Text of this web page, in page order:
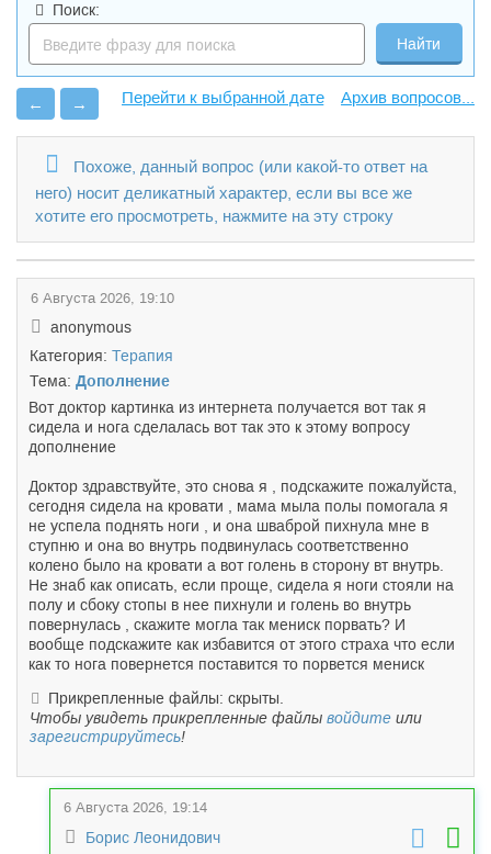
Поиск:
← → Архив вопросов...
Похоже, данный вопрос (или какой-то ответ на
него) носит деликатный характер, если вы все же
хотите его просмотреть, нажмите на эту строку
6 Августа 2026, 19:10
anonymous
Категория: Терапия
Тема: Дополнение
Вот доктор картинка из интернета получается вот так я
сидела и нога сделалась вот так это к этому вопросу
дополнение
Доктор здравствуйте, это снова я , подскажите пожалуйста,
сегодня сидела на кровати , мама мыла полы помогала я
не успела поднять ноги , и она шваброй пихнула мне в
ступню и она во внутрь подвинулась соответственно
колено было на кровати а вот голень в сторону вт внутрь.
Не знаб как описать, если проще, сидела я ноги стояли на
полу и сбоку стопы в нее пихнули и голень во внутрь
повернулась , скажите могла так мениск порвать? И
вообще подскажите как избавится от этого страха что если
как то нога повернется поставится то порвется мениск
Прикрепленные файлы: скрыты.
Чтобы увидеть прикрепленные файлы войдите или
зарегистрируйтесь!
6 Августа 2026, 19:14
Борис Леонидович